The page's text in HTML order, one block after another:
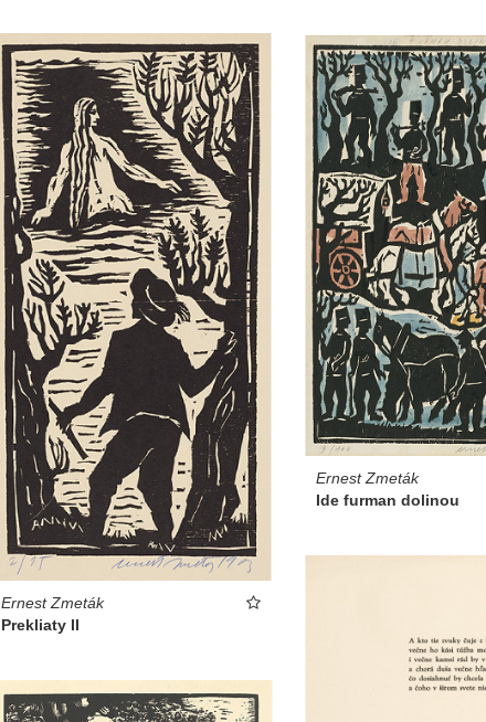
Ernest Zmeták
Prekliaty II
Ernest Zmeták
Ide furman dolinou